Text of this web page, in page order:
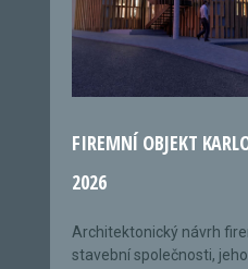
FIREMNÍ OBJEKT
2026
Architektonický návrh
stavební společnosti,